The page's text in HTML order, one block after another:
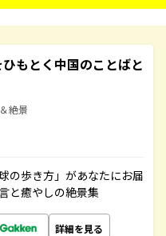
もとく中国のことばと
絶景
の歩き方」があなたにお届
と癒やしの絶景集
詳細を見る